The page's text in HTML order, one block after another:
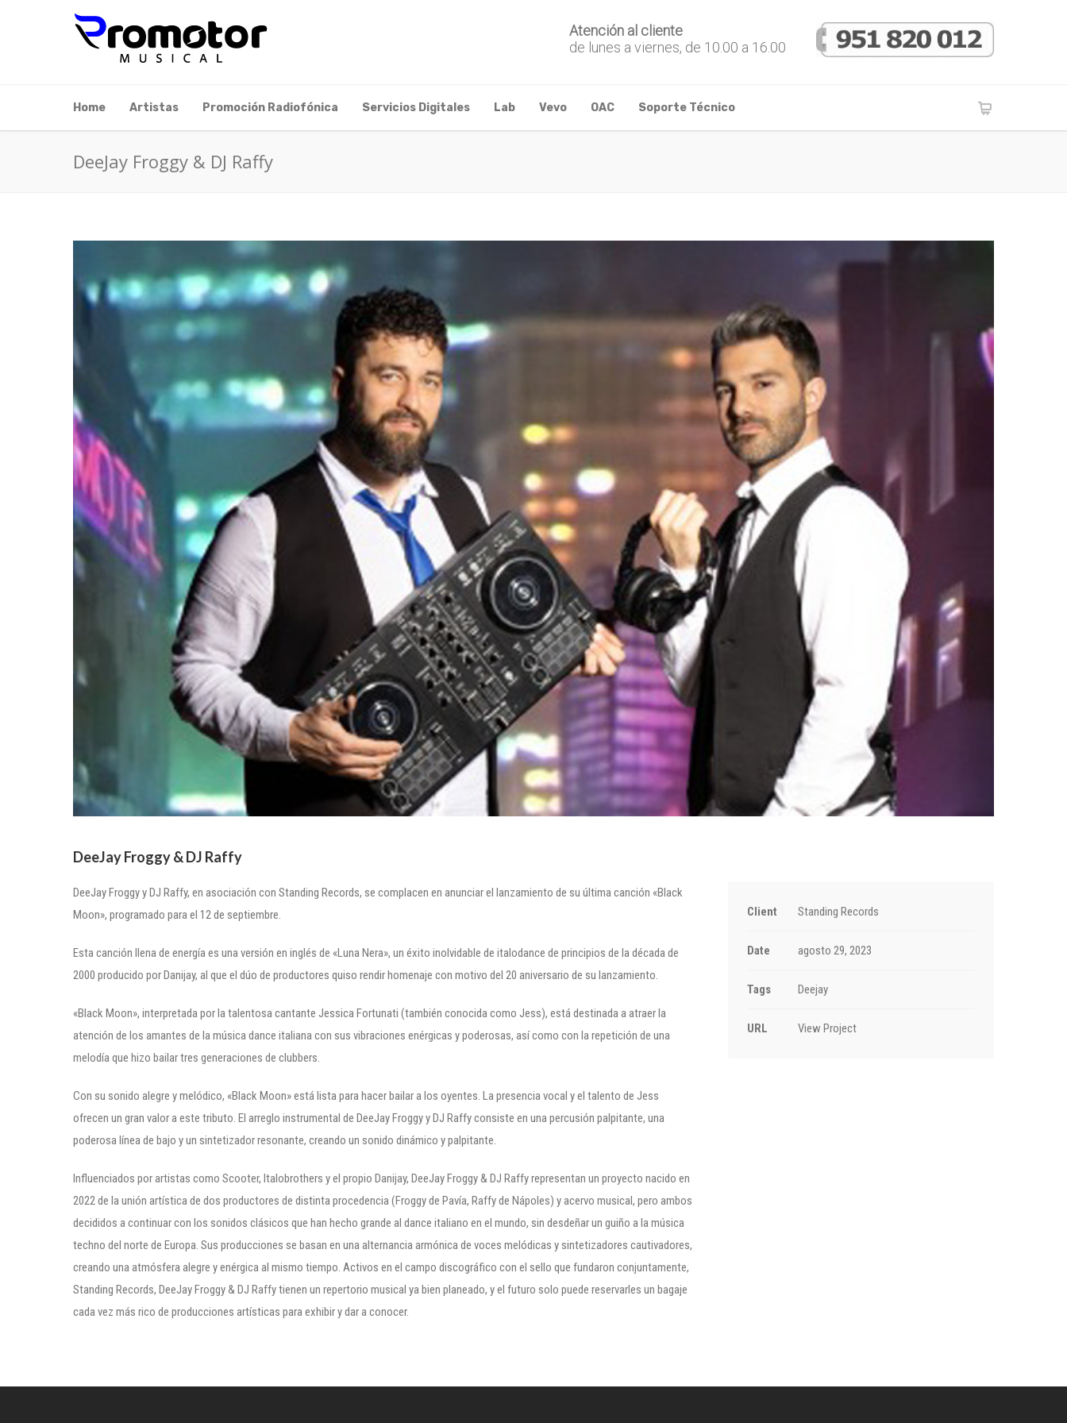
Atención al cliente
de lunes a viernes, de 10.00 a 16.00
Home Artistas Promoción Radiofónica Servicios Digitales Lab Vevo OAC Soporte Técnico
DeeJay Froggy & DJ Raffy
DeeJay Froggy & DJ Raffy
DeeJay Froggy y DJ Raffy, en asociación con Standing Records, se complacen en anunciar el lanzamiento de su última canción «Black
Moon», programado para el 12 de septiembre.
Esta canción llena de energía es una versión en inglés de «Luna Nera», un éxito inolvidable de italodance de principios de la década de
2000 producido por Danijay, al que el dúo de productores quiso rendir homenaje con motivo del 20 aniversario de su lanzamiento.
«Black Moon», interpretada por la talentosa cantante Jessica Fortunati (también conocida como Jess), está destinada a atraer la
atención de los amantes de la música dance italiana con sus vibraciones enérgicas y poderosas, así como con la repetición de una
melodía que hizo bailar tres generaciones de clubbers.
Con su sonido alegre y melódico, «Black Moon» está lista para hacer bailar a los oyentes. La presencia vocal y el talento de Jess
ofrecen un gran valor a este tributo. El arreglo instrumental de DeeJay Froggy y DJ Raffy consiste en una percusión palpitante, una
poderosa línea de bajo y un sintetizador resonante, creando un sonido dinámico y palpitante.
Influenciados por artistas como Scooter, Italobrothers y el propio Danijay, DeeJay Froggy & DJ Raffy representan un proyecto nacido en
2022 de la unión artística de dos productores de distinta procedencia (Froggy de Pavía, Raffy de Nápoles) y acervo musical, pero ambos
decididos a continuar con los sonidos clásicos que han hecho grande al dance italiano en el mundo, sin desdeñar un guiño a la música
techno del norte de Europa. Sus producciones se basan en una alternancia armónica de voces melódicas y sintetizadores cautivadores,
creando una atmósfera alegre y enérgica al mismo tiempo. Activos en el campo discográfico con el sello que fundaron conjuntamente,
Standing Records, DeeJay Froggy & DJ Raffy tienen un repertorio musical ya bien planeado, y el futuro solo puede reservarles un bagaje
cada vez más rico de producciones artísticas para exhibir y dar a conocer.
Client Standing Records
Date agosto 29, 2023
Tags Deejay
URL View Project